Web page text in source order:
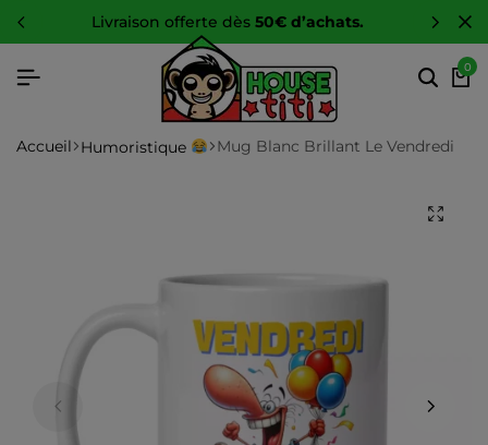
livraison offerte dès 50€ d’achats.
0
Accueil Humoristique Mug Blanc Brillant Le Vendredi